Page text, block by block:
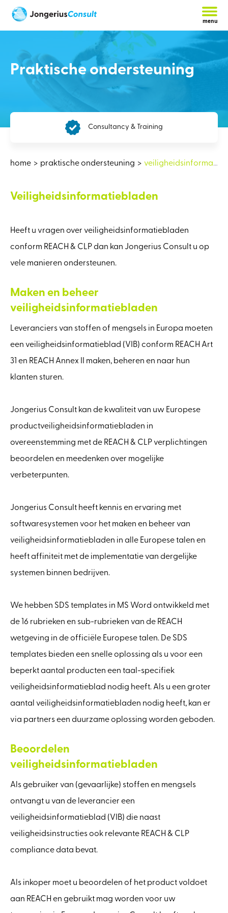
menu
Praktische ondersteuning
Consultancy & Training
home praktische ondersteuning veiligheidsinformatiebladen
Veiligheidsinformatiebladen
Heeft u vragen over veiligheidsinformatiebladen
conform REACH & CLP dan kan Jongerius Consult u op
vele manieren ondersteunen.
Maken en beheer
veiligheidsinformatiebladen
Leveranciers van stoffen of mengsels in Europa moeten
een veiligheidsinformatieblad (VIB) conform REACH Art
31 en REACH Annex II maken, beheren en naar hun
klanten sturen.
Jongerius Consult kan de kwaliteit van uw Europese
productveiligheidsinformatiebladen in
overeenstemming met de REACH & CLP verplichtingen
beoordelen en meedenken over mogelijke
verbeterpunten.
Jongerius Consult heeft kennis en ervaring met
softwaresystemen voor het maken en beheer van
veiligheidsinformatiebladen in alle Europese talen en
heeft affiniteit met de implementatie van dergelijke
systemen binnen bedrijven.
We hebben SDS templates in MS Word ontwikkeld met
de 16 rubrieken en sub-rubrieken van de REACH
wetgeving in de officiële Europese talen. De SDS
templates bieden een snelle oplossing als u voor een
beperkt aantal producten een taal-specifiek
veiligheidsinformatieblad nodig heeft. Als u een groter
aantal veiligheidsinformatiebladen nodig heeft, kan er
via partners een duurzame oplossing worden geboden.
Beoordelen
veiligheidsinformatiebladen
Als gebruiker van (gevaarlijke) stoffen en mengsels
ontvangt u van de leverancier een
veiligheidsinformatieblad (VIB) die naast
veiligheidsinstructies ook relevante REACH & CLP
compliance data bevat.
Als inkoper moet u beoordelen of het product voldoet
aan REACH en gebruikt mag worden voor uw